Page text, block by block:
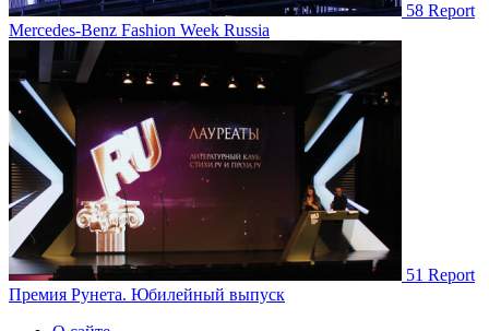
58 Report
Mercеdes-Benz Fashion Week Russia
51 Report
Премия Рунета. Юбилейный выпуск